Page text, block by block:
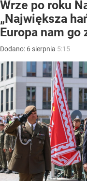
Wrze po roku
„Największa
Europa nam go
Dodano: 6 sierpnia 5:15